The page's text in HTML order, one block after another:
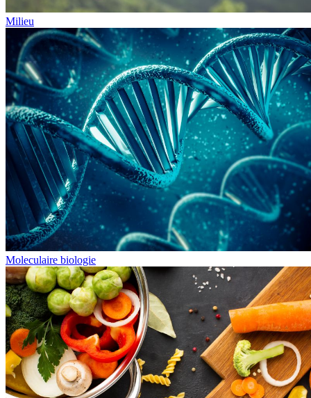
Milieu
Moleculaire biologie